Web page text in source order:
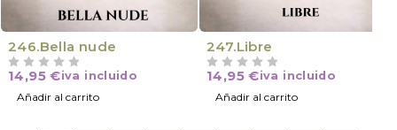
246.Bella nude
14,95€iva incluido
Añadir al carrito
247.Libre
14,95€iva incluido
Añadir al carrito